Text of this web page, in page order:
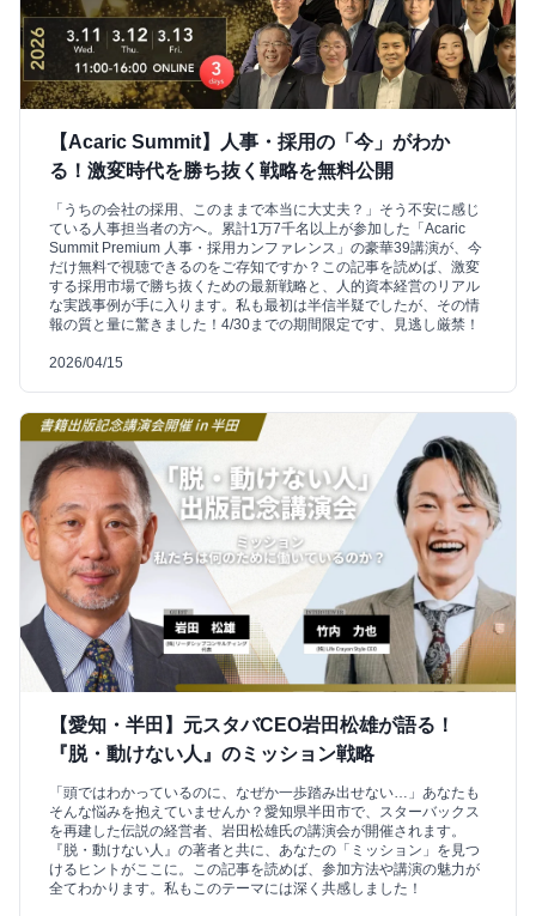
【Acaric Summit】人事・採用の「今」がわか
る！激変時代を勝ち抜く戦略を無料公開
「うちの会社の採用、このままで本当に大丈夫？」そう不安に感じ
ている人事担当者の方へ。累計1万7千名以上が参加した「Acaric
Summit Premium 人事・採用カンファレンス」の豪華39講演が、今
だけ無料で視聴できるのをご存知ですか？この記事を読めば、激変
する採用市場で勝ち抜くための最新戦略と、人的資本経営のリアル
な実践事例が手に入ります。私も最初は半信半疑でしたが、その情
報の質と量に驚きました！4/30までの期間限定です、見逃し厳禁！
2026/04/15
【愛知・半田】元スタバCEO岩田松雄が語る！
『脱・動けない人』のミッション戦略
「頭ではわかっているのに、なぜか一歩踏み出せない…」あなたも
そんな悩みを抱えていませんか？愛知県半田市で、スターバックス
を再建した伝説の経営者、岩田松雄氏の講演会が開催されます。
『脱・動けない人』の著者と共に、あなたの「ミッション」を見つ
けるヒントがここに。この記事を読めば、参加方法や講演の魅力が
全てわかります。私もこのテーマには深く共感しました！